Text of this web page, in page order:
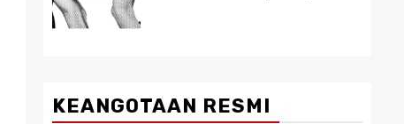
KEANGOTAAN RESMI